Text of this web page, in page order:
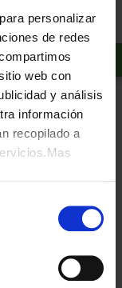
personalizar
de redes
web con
y análisis
información
recopilado a